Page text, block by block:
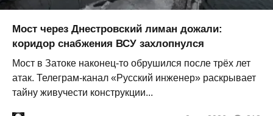
Мост через Днестровский лиман дожали:
коридор снабжения ВСУ захлопнулся
Мост в Затоке наконец-то обрушился после трёх лет
атак. Телеграм-канал «Русский инженер» раскрывает
тайну живучести конструкции...